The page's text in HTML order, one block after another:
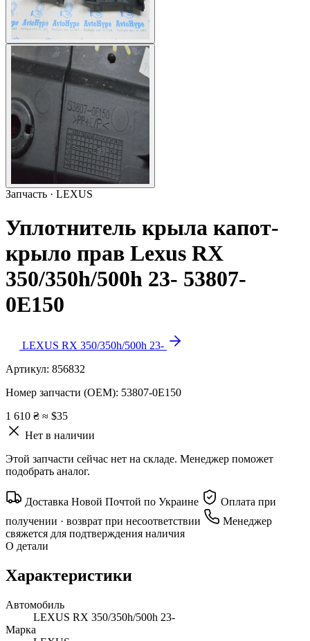
Запчасть · LEXUS
Уплотнитель крыла капот-
крыло прав Lexus RX
350/350h/500h 23- 53807-
0E150
LEXUS RX 350/350h/500h 23-
Артикул: 856832
Номер запчасти (OEM): 53807-0E150
1 610 ₴ ≈ $35
Нет в наличии
Этой запчасти сейчас нет на складе. Менеджер поможет
подобрать аналог.
Доставка Новой Почтой по Украине
Оплата при
получении · возврат при несоответствии
Менеджер
свяжется для подтверждения наличия
О детали
Характеристики
Автомобиль
LEXUS RX 350/350h/500h 23-
Марка